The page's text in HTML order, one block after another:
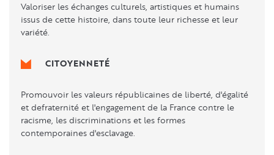
Valoriser les échanges culturels, artistiques et humains
issus de cette histoire, dans toute leur richesse et leur
variété.
CITOYENNETÉ
Promouvoir les valeurs républicaines de liberté, d'égalité
et defraternité et l'engagement de la France contre le
racisme, les discriminations et les formes
contemporaines d'esclavage.